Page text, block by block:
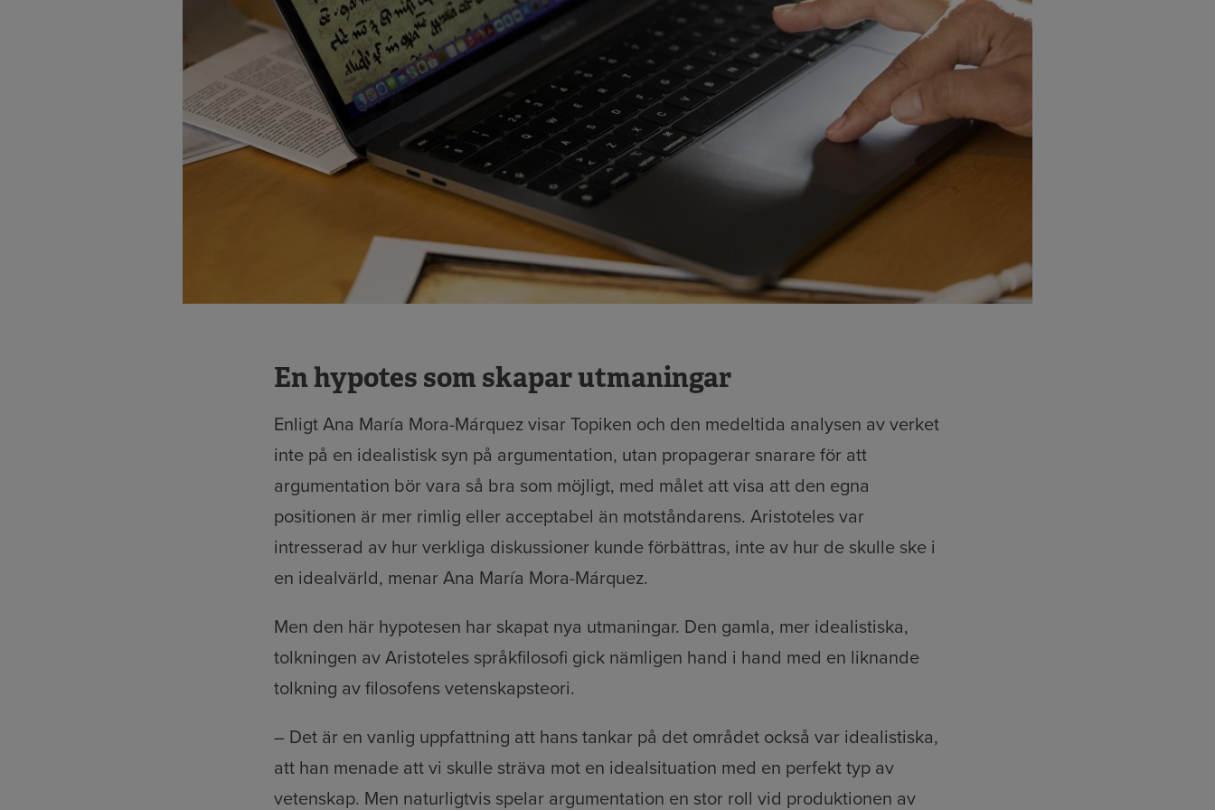
En hypotes som skapar utmaningar
Enligt Ana María Mora-Márquez visar Topiken och den medeltida analysen av verket
inte på en idealistisk syn på argumentation, utan propagerar snarare för att
argumentation bör vara så bra som möjligt, med målet att visa att den egna
positionen är mer rimlig eller acceptabel än motståndarens. Aristoteles var
intresserad av hur verkliga diskussioner kunde förbättras, inte av hur de skulle ske i
en idealvärld, menar Ana María Mora-Márquez.
Men den här hypotesen har skapat nya utmaningar. Den gamla, mer idealistiska,
tolkningen av Aristoteles språkfilosofi gick nämligen hand i hand med en liknande
tolkning av filosofens vetenskapsteori.
– Det är en vanlig uppfattning att hans tankar på det området också var idealistiska,
att han menade att vi skulle sträva mot en idealsituation med en perfekt typ av
vetenskap. Men naturligtvis spelar argumentation en stor roll vid produktionen av